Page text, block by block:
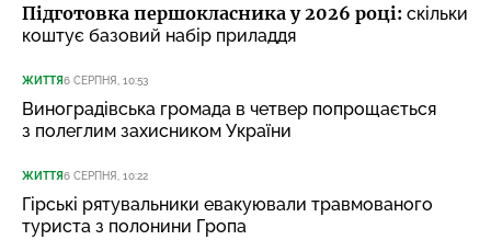
Підготовка першокласника у 2026 році: скільки
коштує базовий набір приладдя
ЖИТТЯ6 СЕРПНЯ, 10:53
Виноградівська громада в четвер попрощається
з полеглим захисником України
ЖИТТЯ6 СЕРПНЯ, 10:22
Гірські рятувальники евакуювали травмованого
туриста з полонини Гропа